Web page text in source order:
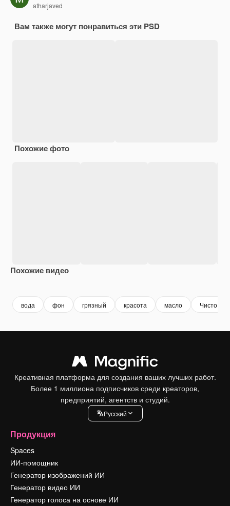
atharjaved
Вам также могут понравиться эти PSD
Похожие фото
Похожие видео
вода фон грязный красота масло Чисто
Креативная платформа для создания ваших лучших работ.
Более 1 миллиона подписчиков среди креаторов,
предприятий, агентств и студий.
Pусский
Продукция
Spaces
ИИ-помощник
Генератор изображений ИИ
Генератор видео ИИ
Генератор голоса на основе ИИ